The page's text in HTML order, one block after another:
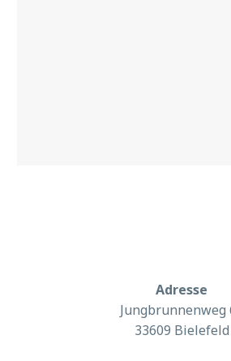
Adresse
Jungbrunnenweg
33609 Bielefeld